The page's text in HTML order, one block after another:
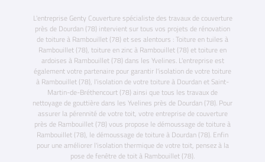
L'entreprise Genty Couverture spécialiste des travaux de couverture
près de Dourdan (78) intervient sur tous vos projets de rénovation
de toiture à Rambouillet (78) et ses alentours : Toiture en tuiles à
Rambouillet (78), toiture en zinc à Rambouillet (78) et toiture en
ardoises à Rambouillet (78) dans les Yvelines. L'entreprise est
également votre partenaire pour garantir l'isolation de votre toiture
à Rambouillet (78), l'isolation de votre toiture à Dourdan et Saint-
Martin-de-Bréthencourt (78) ainsi que tous les travaux de
nettoyage de gouttière dans les Yvelines près de Dourdan (78). Pour
assurer la pérennité de votre toit, votre entreprise de couverture
près de Rambouillet (78) vous propose le démoussage de toiture à
Rambouillet (78), le démoussage de toiture à Dourdan (78). Enfin
pour une améliorer l'isolation thermique de votre toit, pensez à la
pose de fenêtre de toit à Rambouillet (78).